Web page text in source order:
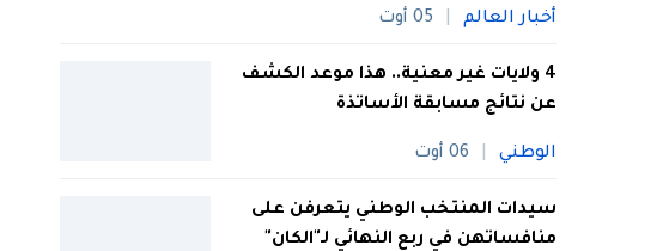
أخبار العالم 05 أوت
4 ولايات غير معنية.. هذا موعد الكشف
عن نتائج مسابقة الأساتذة
الوطني 06 أوت
سيدات المنتخب الوطني يتعرفن على
منافساتهن في ربع النهائي لـ"الكان"